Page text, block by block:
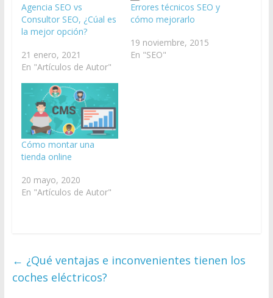
Agencia SEO vs
Consultor SEO, ¿Cúal es
la mejor opción?
21 enero, 2021
En "Artículos de Autor"
Errores técnicos SEO y
cómo mejorarlo
19 noviembre, 2015
En "SEO"
Cómo montar una
tienda online
20 mayo, 2020
En "Artículos de Autor"
← ¿Qué ventajas e inconvenientes tienen los
coches eléctricos?